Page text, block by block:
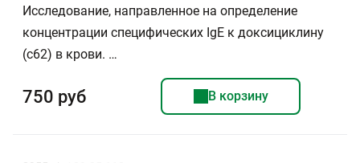
Исследование, направленное на определение
концентрации специфических IgE к доксициклину
(c62) в крови. …
750 руб В корзину